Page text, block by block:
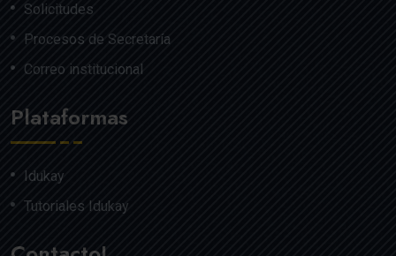
Solicitudes
Procesos de Secretaría
Correo institucional
Plataformas
Idukay
Tutoriales Idukay